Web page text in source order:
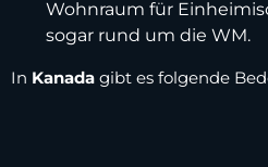
Wohnraum für
sogar rund um die WM.
In Kanada gibt es folgende